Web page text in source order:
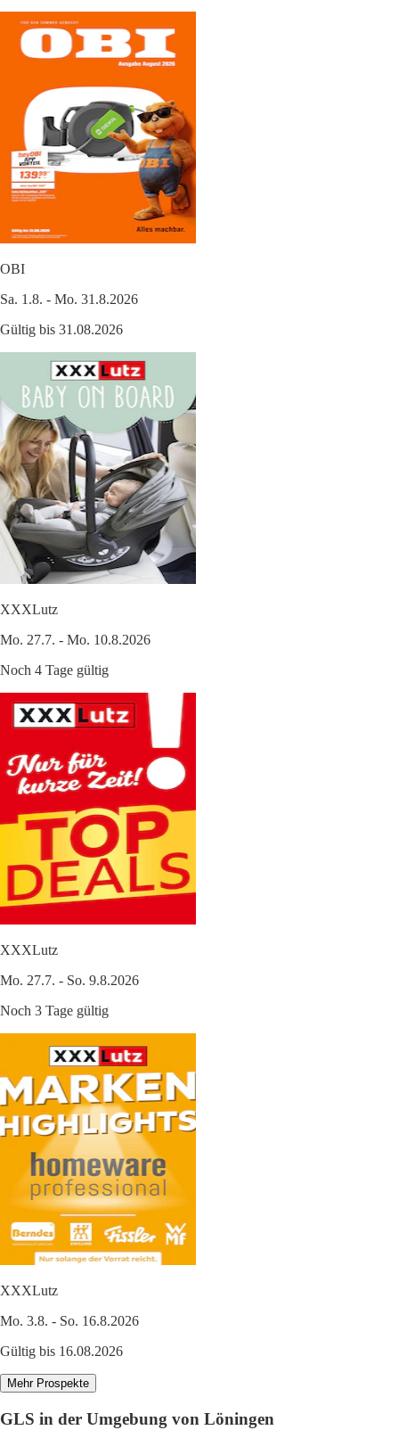
OBI
Sa. 1.8. - Mo. 31.8.2026
Gültig bis 31.08.2026
XXXLutz
Mo. 27.7. - Mo. 10.8.2026
Noch 4 Tage gültig
XXXLutz
Mo. 27.7. - So. 9.8.2026
Noch 3 Tage gültig
XXXLutz
Mo. 3.8. - So. 16.8.2026
Gültig bis 16.08.2026
Mehr Prospekte
GLS in der Umgebung von Löningen